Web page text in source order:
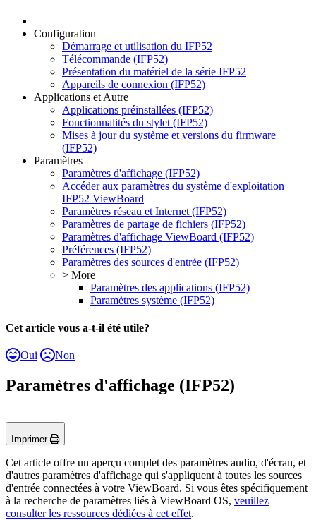
Configuration
Démarrage et utilisation du IFP52
Télécommande (IFP52)
Présentation du matériel de la série IFP52
Appareils de connexion (IFP52)
Applications et Autre
Applications préinstallées (IFP52)
Fonctionnalités du stylet (IFP52)
Mises à jour du système et versions du firmware
(IFP52)
Paramètres
Paramètres d'affichage (IFP52)
Accéder aux paramètres du système d'exploitation
IFP52 ViewBoard
Paramètres réseau et Internet (IFP52)
Paramètres de partage de fichiers (IFP52)
Paramètres d'affichage ViewBoard (IFP52)
Préférences (IFP52)
Paramètres des sources d'entrée (IFP52)
> More
Paramètres des applications (IFP52)
Paramètres système (IFP52)
Cet article vous a-t-il été utile?
Oui Non
Paramètres d'affichage (IFP52)
Imprimer
Cet article offre un aperçu complet des paramètres audio, d'écran, et
d'autres paramètres d'affichage qui s'appliquent à toutes les sources
d'entrée connectées à votre ViewBoard. Si vous êtes spécifiquement
à la recherche de paramètres liés à ViewBoard OS, veuillez
consulter les ressources dédiées à cet effet.